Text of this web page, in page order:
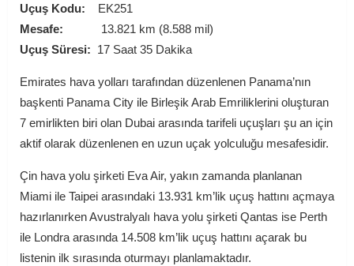
Uçuş Kodu: EK251
Mesafe:
13.821 km (8.588 mil)
Uçuş Süresi: 17 Saat 35 Dakika
Emirates hava yolları tarafından düzenlenen Panama’nın
başkenti Panama City ile Birleşik Arab Emriliklerini oluşturan
7 emirlikten biri olan Dubai arasında tarifeli uçuşları şu an için
aktif olarak düzenlenen en uzun uçak yolculuğu mesafesidir.
Çin hava yolu şirketi Eva Air, yakın zamanda planlanan
Miami ile Taipei arasındaki 13.931 km’lik uçuş hattını açmaya
hazırlanırken Avustralyalı hava yolu şirketi Qantas ise Perth
ile Londra arasında 14.508 km’lik uçuş hattını açarak bu
listenin ilk sırasında oturmayı planlamaktadır.